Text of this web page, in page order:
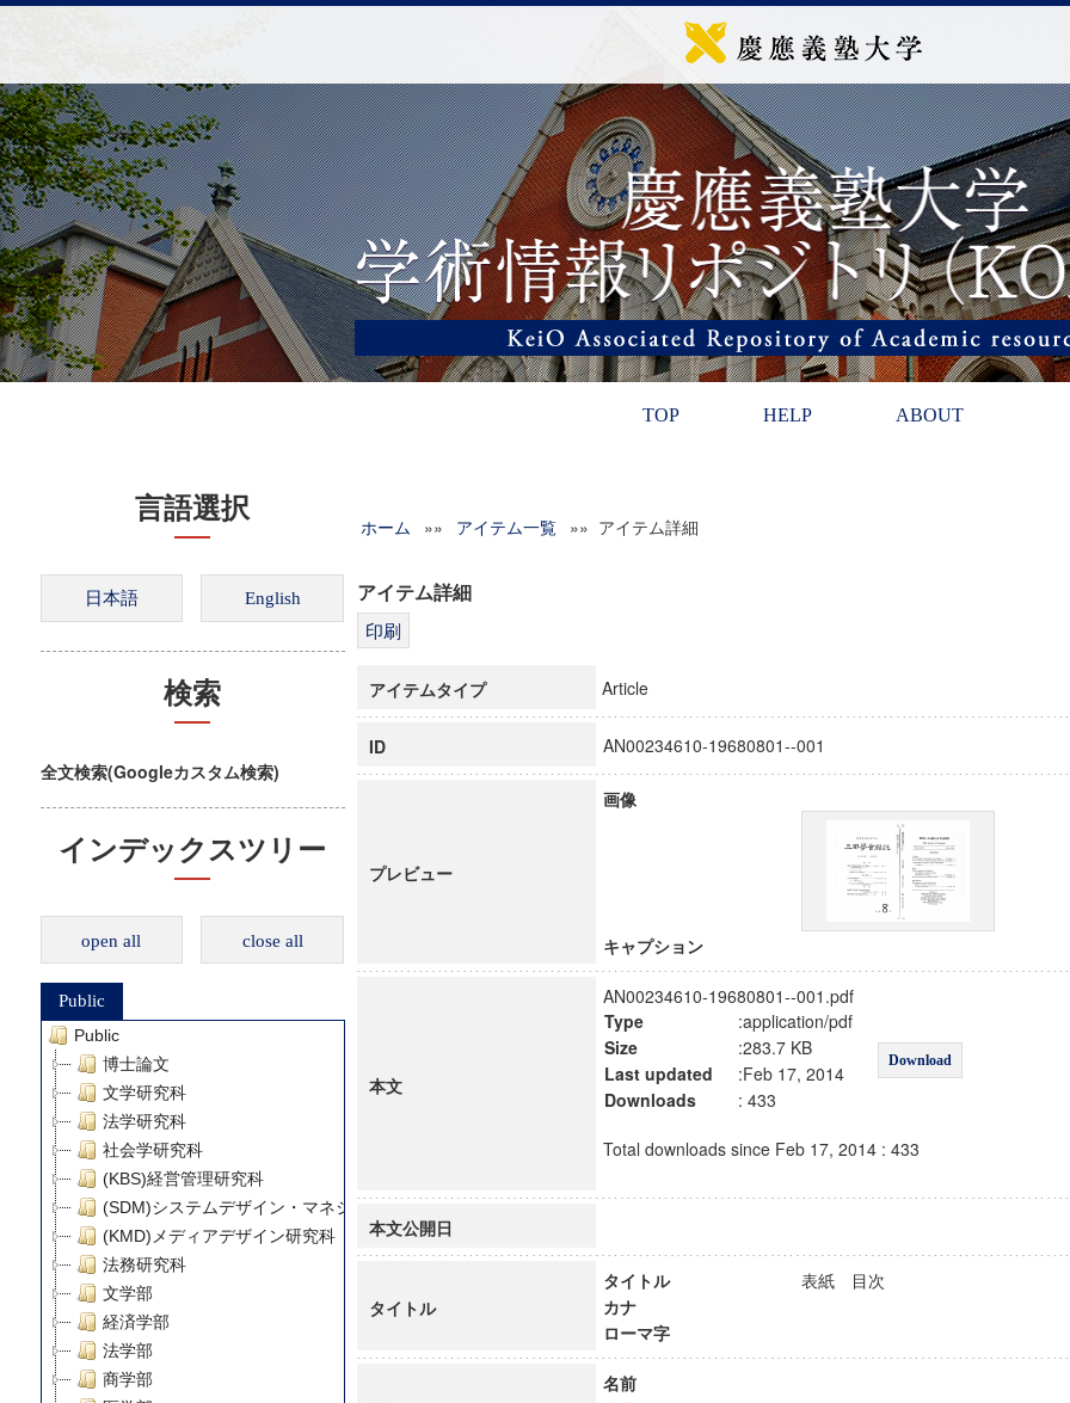
TOP HELP ABOUT
言語選択
検索
全文検索(Googleカスタム検索)
インデックスツリー
open all close all
Public
Public
博士論文
文学研究科
法学研究科
社会学研究科
(KBS)経営管理研究科
(SDM)システムデザイン・マネジメント研究科
(KMD)メディアデザイン研究科
法務研究科
文学部
経済学部
法学部
商学部
ホーム »» アイテム一覧 »» アイテム詳細
アイテム詳細
アイテムタイプ Article
ID AN00234610-19680801--001
プレビュー
画像
キャプション
本文
AN00234610-19680801--001.pdf
Type
:application/pdf
Download
Size
:283.7 KB
Last updated
:Feb 17, 2014
Downloads
: 433
Total downloads since Feb 17, 2014 : 433
本文公開日
タイトル
タイトル
表紙 目次
カナ
ローマ字
名前